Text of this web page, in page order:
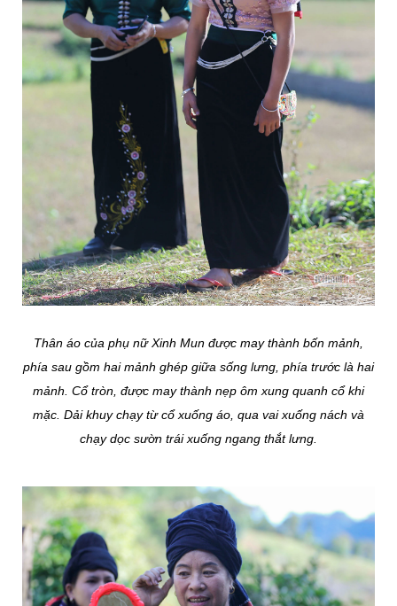
Thân áo của phụ nữ Xinh Mun được may thành bốn mảnh,
phía sau gồm hai mảnh ghép giữa sống lưng, phía trước là hai
mảnh. Cổ tròn, được may thành nẹp ôm xung quanh cổ khi
mặc. Dải khuy chạy từ cổ xuống áo, qua vai xuống nách và
chạy dọc sườn trái xuống ngang thắt lưng.